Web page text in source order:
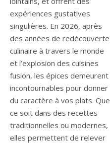
expériences gustatives
singulières. En 2026, après
des années de redécouverte
culinaire à travers le monde
et l’explosion des cuisines
fusion, les épices demeurent
incontournables pour donner
du caractère à vos plats. Que
ce soit dans des recettes
traditionnelles ou modernes,
elles permettent de relever